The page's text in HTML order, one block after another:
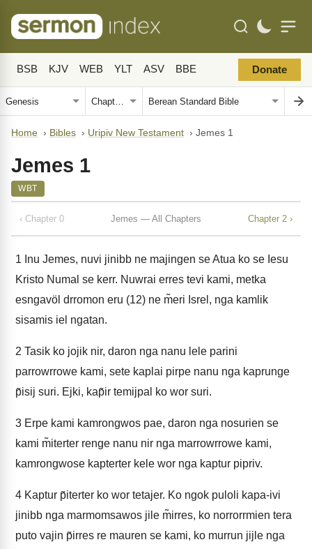
BSB KJV WEB YLT ASV BBE Donate
Home › Bibles › Uripiv New Testament › Jemes 1
Jemes 1
WBT
‹ Chapter 0 Jemes — All Chapters Chapter 2 ›
1 Inu Jemes, nuvi jinibb ne majingen se Atua ko se Iesu
Kristo Numal se kerr. Nuwrai erres tevi kami, metka
esngavöl drromon eru (12) ne m̃eri Isrel, nga kamlik
sisamis iel ngatan.
2 Tasik ko jojik nir, daron nga nanu lele parini
parrowrrowe kami, sete kaplai pirpe nanu nga kaprunge
p̃isij suri. Ejki, kap̃ir temijpal ko wor suri.
3 Erpe kami kamrongwos pae, daron nga nosurien se
kami m̃iterter renge nanu nir nga marrowrrowe kami,
kamrongwose kapterter kele wor nga kaptur pipriv.
4 Kaptur p̃iterter ko wor tetajer. Ko ngok puloli kapa-ivi
jinibb nga marmomsawos jile m̃irres, ko norrorrmien tera
puto vajin p̃irres re mauren se kami, ko murrun jijle nga